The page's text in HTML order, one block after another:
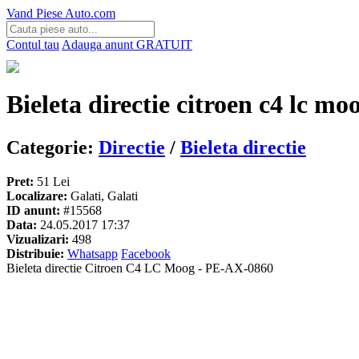
Vand Piese Auto.com
Contul tau Adauga anunt GRATUIT
Bieleta directie citroen c4 lc
Categorie: Directie / Bieleta directie
Pret: 51 Lei
Localizare: Galati, Galati
ID anunt: #15568
Data: 24.05.2017 17:37
Vizualizari: 498
Distribuie: Whatsapp Facebook
Bieleta directie Citroen C4 LC Moog - PE-AX-0860